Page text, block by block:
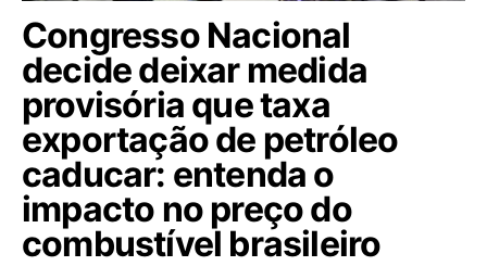
Congresso Nacional
decide deixar medida
provisória que taxa
exportação de petróleo
caducar: entenda o
impacto no preço do
combustível brasileiro